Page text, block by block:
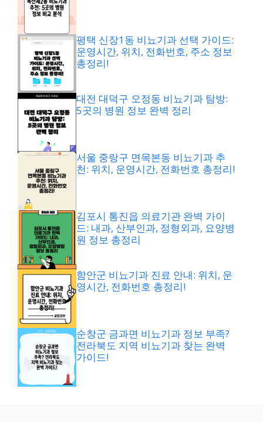
평택 신장1동 비뇨기과 선택 가이드:
운영시간, 위치, 전화번호, 주소 정보
총정리!
대전 대덕구 오정동 비뇨기과 탐방:
5곳의 병원 정보 완벽 정리
서울 중랑구 면목본동 비뇨기과 추
천: 위치, 운영시간, 전화번호 총정리!
김포시 통진읍 의료기관 완벽 가이
드: 내과, 산부인과, 정형외과, 요양병
원 정보 총정리
함안군 비뇨기과 진료 안내: 위치, 운
영시간, 전화번호 총정리!
순창군 금과면 비뇨기과 정보 부족?
전라북도 지역 비뇨기과 찾는 완벽
가이드!